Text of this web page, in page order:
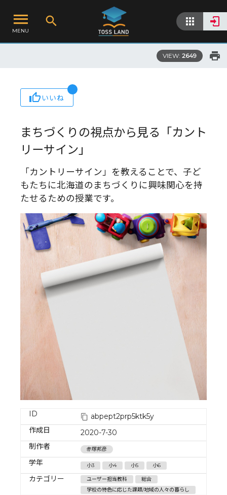
MENU
VIEW: 2649
いいね
まちづくりの視点から見る「カント
リーサイン」
「カントリーサイン」を教えることで、子ど
もたちに北海道のまちづくりに興味関心を持
たせるための授業です。
ID
abpept2prp5ktk5y
作成日
2020-7-30
制作者
赤塚邦彦
学年 小3 小4 小5 小6
カテゴリー ユーザー担当教科
総合
学校の特色に応じた課題/地域の人々の暮らし